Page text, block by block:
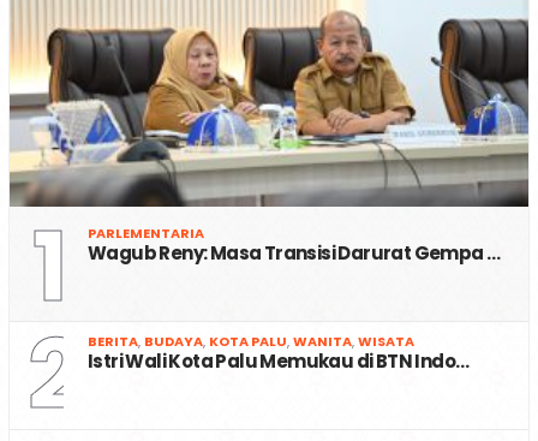
1 PARLEMENTARIA
Wagub Reny: Masa Transisi Darurat Gempa …
2 BERITA, BUDAYA, KOTA PALU,WANITA,WISATA
Istri Wali Kota Palu Memukau di BTN Indo…